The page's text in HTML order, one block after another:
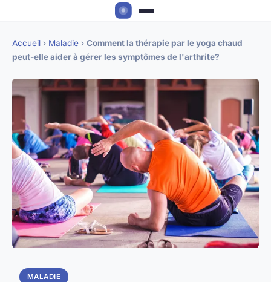
Accueil › Maladie › Comment la thérapie par le yoga chaud
peut-elle aider à gérer les symptômes de l'arthrite?
MALADIE